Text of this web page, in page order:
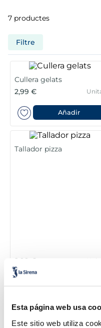
Esta página web usa
Este sitio web utiliza
7 productes
Filtre
Cullera gelats
2,99 €
Añadir
Tallador pizza
2,99 €
7. menus
. calamar sirena
salmó premium
helados polos